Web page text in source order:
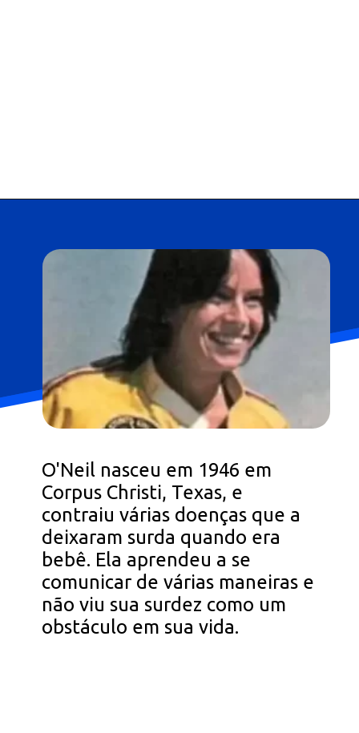
O'Neil nasceu em 1946 em
Corpus Christi, Texas, e
contraiu várias doenças que a
deixaram surda quando era
bebê. Ela aprendeu a se
comunicar de várias maneiras e
não viu sua surdez como um
obstáculo em sua vida.